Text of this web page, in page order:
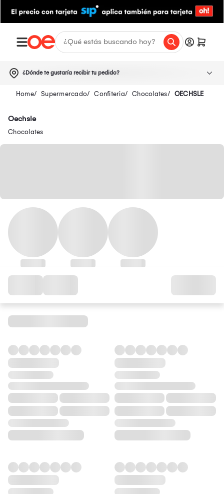
¿Dónde te gustaría recibir tu pedido?
Supermercado Confiteria Chocolates OECHSLE
Oechsle
Chocolates